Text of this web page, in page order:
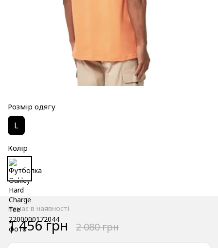
Розмір одягу
L
Колір
Немає в наявності
1 456 грн 2 080 грн